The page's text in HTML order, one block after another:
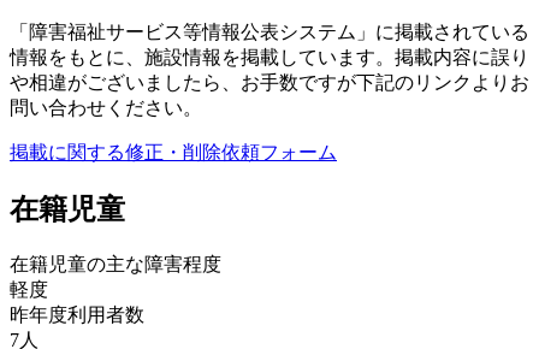
「障害福祉サービス等情報公表システム」に掲載されている
情報をもとに、施設情報を掲載しています。掲載内容に誤り
や相違がございましたら、お手数ですが下記のリンクよりお
問い合わせください。
掲載に関する修正・削除依頼フォーム
在籍児童
在籍児童の主な障害程度
軽度
昨年度利用者数
7人